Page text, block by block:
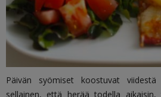
Päivän syömiset koostuvat
sellainen, että herää todella